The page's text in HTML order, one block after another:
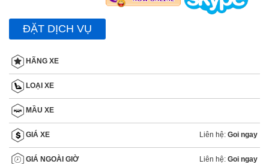
ĐẶT DỊCH VỤ
HÃNG XE
LOẠI XE
MẦU XE
GIÁ XE Liên hệ: Goi ngay
GIÁ NGOÀI GIỜ Liên hệ: Goi ngay